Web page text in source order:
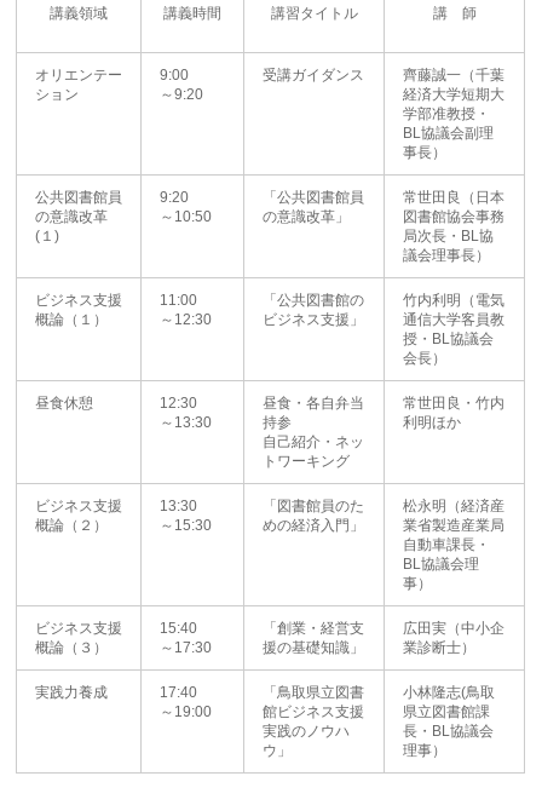
講義領域 講義時間 講習タイトル 講 師
オリエンテー
ション
9:00
～9:20
受講ガイダンス
齊藤誠一（千葉
経済大学短期大
学部准教授・
BL協議会副理
事長）
公共図書館員
の意識改革
(１)
9:20
～10:50
「公共図書館員
の意識改革」
常世田良（日本
図書館協会事務
局次長・BL協
議会理事長）
ビジネス支援
概論（１）
11:00
～12:30
「公共図書館の
ビジネス支援」
竹内利明（電気
通信大学客員教
授・BL協議会
会長）
昼食休憩
12:30
～13:30
昼食・各自弁当
持参
自己紹介・ネッ
トワーキング
常世田良・竹内
利明ほか
ビジネス支援
概論（２）
13:30
～15:30
「図書館員のた
めの経済入門」
松永明（経済産
業省製造産業局
自動車課長・
BL協議会理
事）
ビジネス支援
概論（３）
15:40
～17:30
「創業・経営支
援の基礎知識」
広田実（中小企
業診断士）
実践力養成
17:40
～19:00
「鳥取県立図書
館ビジネス支援
実践のノウハ
ウ」
小林隆志(鳥取
県立図書館課
長・BL協議会
理事）